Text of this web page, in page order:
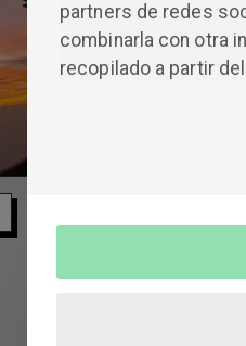
Una
leerlo
cerca
partners de redes
combinarla con otra
recopilado a partir